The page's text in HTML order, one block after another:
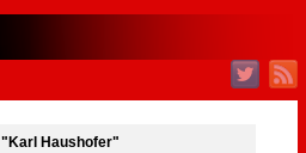
"Karl Haushofer"